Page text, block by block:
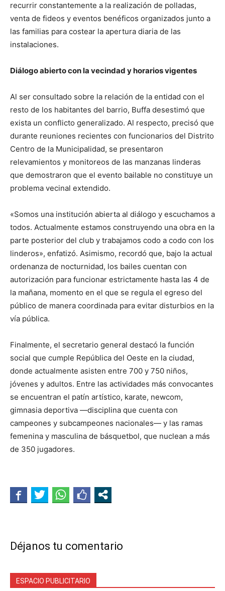
recurrir constantemente a la realización de polladas,
venta de fideos y eventos benéficos organizados junto a
las familias para costear la apertura diaria de las
instalaciones.
Diálogo abierto con la vecindad y horarios vigentes
Al ser consultado sobre la relación de la entidad con el
resto de los habitantes del barrio, Buffa desestimó que
exista un conflicto generalizado. Al respecto, precisó que
durante reuniones recientes con funcionarios del Distrito
Centro de la Municipalidad, se presentaron
relevamientos y monitoreos de las manzanas linderas
que demostraron que el evento bailable no constituye un
problema vecinal extendido.
«Somos una institución abierta al diálogo y escuchamos a
todos. Actualmente estamos construyendo una obra en la
parte posterior del club y trabajamos codo a codo con los
linderos», enfatizó. Asimismo, recordó que, bajo la actual
ordenanza de nocturnidad, los bailes cuentan con
autorización para funcionar estrictamente hasta las 4 de
la mañana, momento en el que se regula el egreso del
público de manera coordinada para evitar disturbios en la
vía pública.
Finalmente, el secretario general destacó la función
social que cumple República del Oeste en la ciudad,
donde actualmente asisten entre 700 y 750 niños,
jóvenes y adultos. Entre las actividades más convocantes
se encuentran el patín artístico, karate, newcom,
gimnasia deportiva —disciplina que cuenta con
campeones y subcampeones nacionales— y las ramas
femenina y masculina de básquetbol, que nuclean a más
de 350 jugadores.
Déjanos tu comentario
ESPACIO PUBLICITARIO